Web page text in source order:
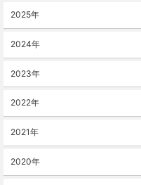
2025年
2024年
2023年
2022年
2021年
2020年